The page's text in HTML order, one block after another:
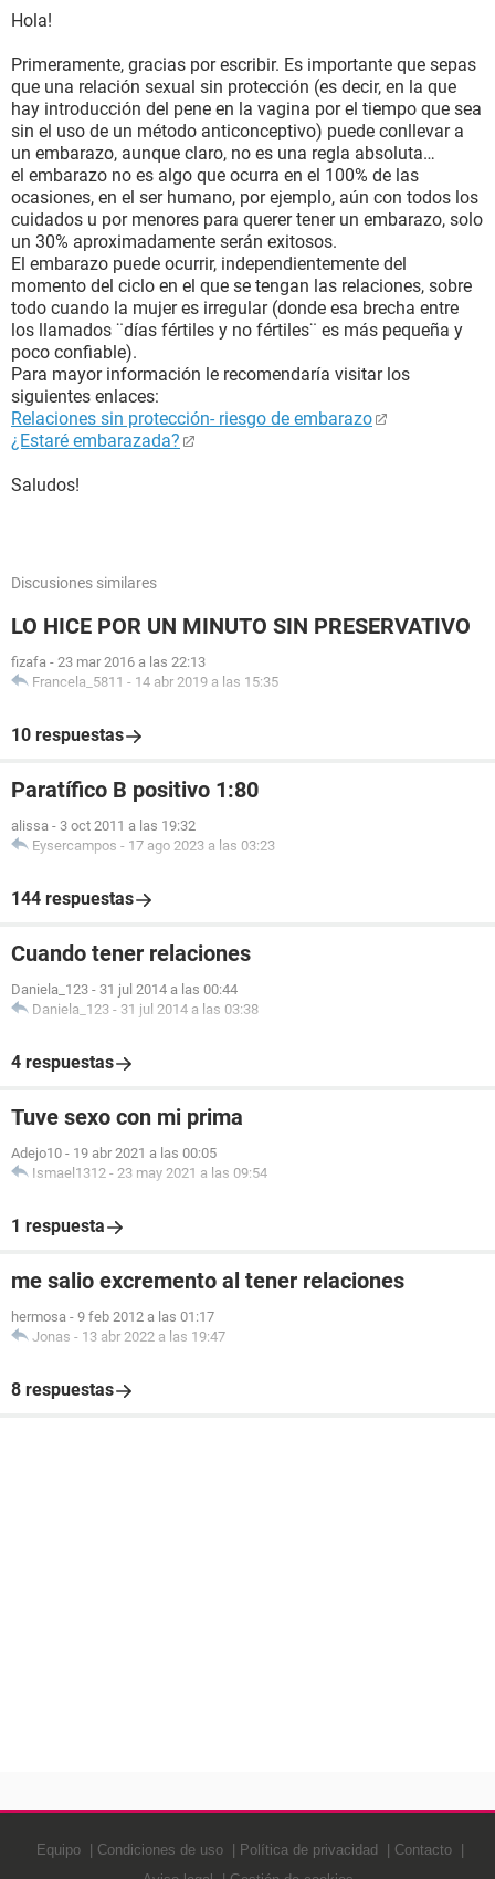
Hola!
Primeramente, gracias por escribir. Es importante que sepas
que una relación sexual sin protección (es decir, en la que
hay introducción del pene en la vagina por el tiempo que sea
sin el uso de un método anticonceptivo) puede conllevar a
un embarazo, aunque claro, no es una regla absoluta…
el embarazo no es algo que ocurra en el 100% de las
ocasiones, en el ser humano, por ejemplo, aún con todos los
cuidados u por menores para querer tener un embarazo, solo
un 30% aproximadamente serán exitosos.
El embarazo puede ocurrir, independientemente del
momento del ciclo en el que se tengan las relaciones, sobre
todo cuando la mujer es irregular (donde esa brecha entre
los llamados ¨días fértiles y no fértiles¨ es más pequeña y
poco confiable).
Para mayor información le recomendaría visitar los
siguientes enlaces:
Relaciones sin protección- riesgo de embarazo
¿Estaré embarazada?
Saludos!
Discusiones similares
LO HICE POR UN MINUTO SIN PRESERVATIVO
fizafa - 23 mar 2016 a las 22:13
Francela_5811 - 14 abr 2019 a las 15:35
10 respuestas
Paratífico B positivo 1:80
alissa - 3 oct 2011 a las 19:32
Eysercampos - 17 ago 2023 a las 03:23
144 respuestas
Cuando tener relaciones
Daniela_123 - 31 jul 2014 a las 00:44
Daniela_123 - 31 jul 2014 a las 03:38
4 respuestas
Tuve sexo con mi prima
Adejo10 - 19 abr 2021 a las 00:05
Ismael1312 - 23 may 2021 a las 09:54
1 respuesta
me salio excremento al tener relaciones
hermosa - 9 feb 2012 a las 01:17
Jonas - 13 abr 2022 a las 19:47
8 respuestas
Equipo Condiciones de uso Política de privacidad
Contacto